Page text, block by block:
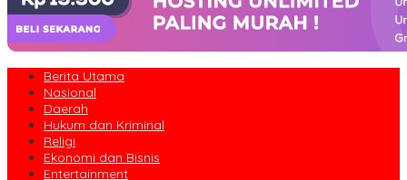
Berita Utama
Nasional
Daerah
Hukum dan Kriminal
Religi
Ekonomi dan Bisnis
Entertainment